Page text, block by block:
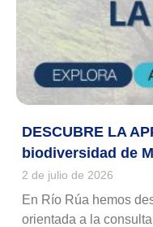
DESCUBRE LA
biodiversidad de
2 de julio de 2026
En Río Rúa hemos
orientada a la